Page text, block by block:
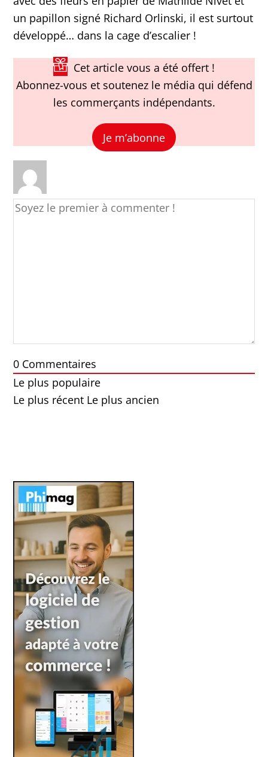
un papillon signé Richard Orlinski, il est surtout
développé… dans la cage d’escalier !
Cet article vous a été offert !
Abonnez-vous et soutenez le média qui défend
les commerçants indépendants.
Je m’abonne
0 Commentaires
Le plus populaire
Le plus récent Le plus ancien